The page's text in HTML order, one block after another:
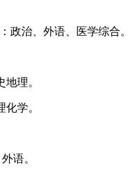
政治、外语、医学综合。
理。
学。
语。